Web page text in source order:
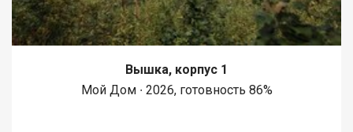
Вышка, корпус 1
Мой Дом ∙ 2026, готовность 86%